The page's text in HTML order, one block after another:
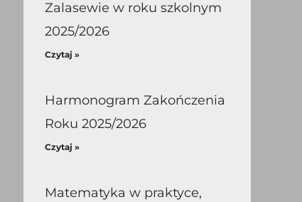
Zalasewie w roku szkolnym
2025/2026
Czytaj »
Harmonogram Zakończenia
Roku 2025/2026
Czytaj »
Matematyka w praktyce,